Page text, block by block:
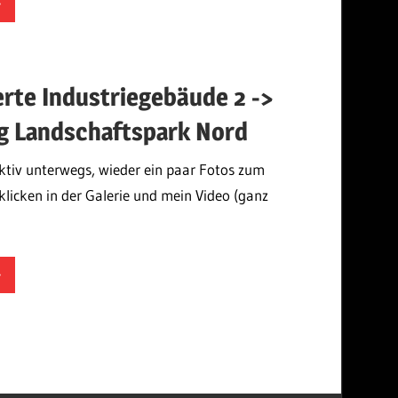
Industriegebäude 2 ->
Landschaftspark Nord
unterwegs, wieder ein paar Fotos zum
in der Galerie und mein Video (ganz